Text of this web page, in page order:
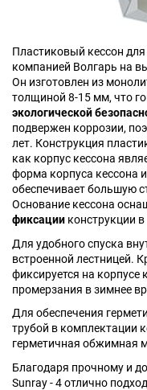
Пластиковый кессон
компанией Волгарь на
Он изготовлен из
толщиной 8-15 мм, что
экологической
подвержен коррозии,
лет. Конструкция
как корпус кессона
форма корпуса кессона
обеспечивает большую
Основание кессона
фиксации конструкции в
Для удобного спуска
встроенной лестницей.
фиксируется на
промерзания в зимнее
Для обеспечения
трубой в комплектации
герметичная обжимная
Благодаря прочному и
Sunray - 4 отлично